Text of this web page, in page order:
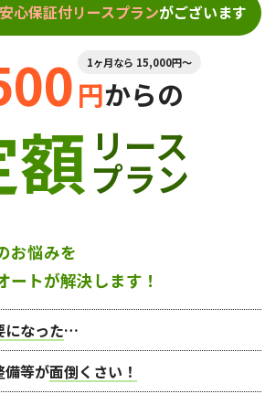
安心保証付リースプランがございます
1ヶ月なら 15,000円～
円からの
額 リース
プラン
お悩みを
ートが解決します！
になった…
備等が面倒くさい！